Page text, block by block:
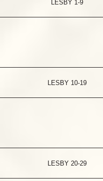
LESBY 1-9
LESBY 10-19
LESBY 20-29